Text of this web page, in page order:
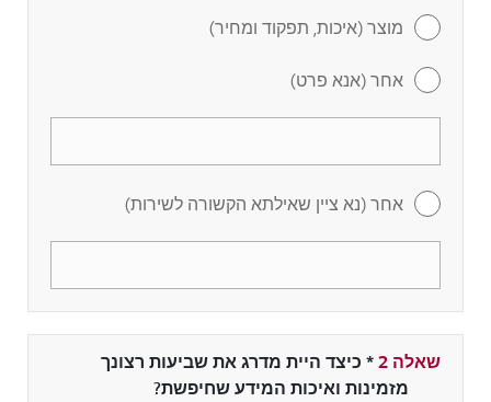
מוצר (איכות, תפקוד ומחיר)
אחר (אנא פרט)
אחר (נא ציין שאילתא הקשורה לשירות)
שאלה 2 * שדה חובה
כיצד היית מדרג את שביעות רצונך
מזמינות ואיכות המידע שחיפשת?